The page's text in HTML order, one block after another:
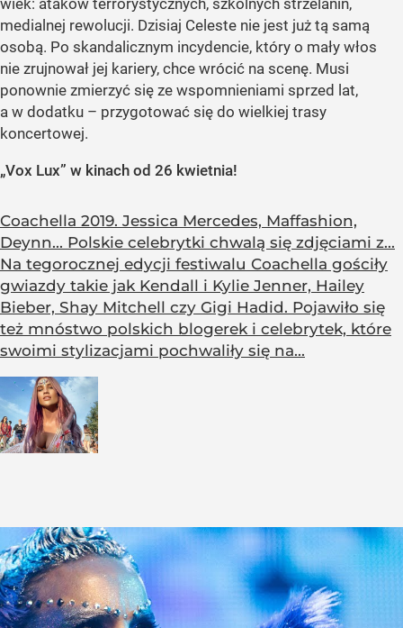
wiek: ataków terrorystycznych, szkolnych strzelanin,
medialnej rewolucji. Dzisiaj Celeste nie jest już tą samą
osobą. Po skandalicznym incydencie, który o mały włos
nie zrujnował jej kariery, chce wrócić na scenę. Musi
ponownie zmierzyć się ze wspomnieniami sprzed lat,
a w dodatku – przygotować się do wielkiej trasy
koncertowej.
„Vox Lux” w kinach od 26 kwietnia!
Coachella 2019. Jessica Mercedes, Maffashion,
Deynn... Polskie celebrytki chwalą się zdjęciami z...
Na tegorocznej edycji festiwalu Coachella gościły
gwiazdy takie jak Kendall i Kylie Jenner, Hailey
Bieber, Shay Mitchell czy Gigi Hadid. Pojawiło się
też mnóstwo polskich blogerek i celebrytek, które
swoimi stylizacjami pochwaliły się na...